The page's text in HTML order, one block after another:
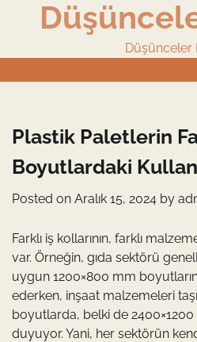
Düşünceler
Plastik Paletlerin
Boyutlardaki
Posted on Aralık 15, 2024 by
Farklı iş kollarının, farklı
var. Örneğin, gıda sektörü
uygun 1200×800 mm
ederken, inşaat malzemeleri
boyutlarda, belki de
duyuyor. Yani, her sektörün